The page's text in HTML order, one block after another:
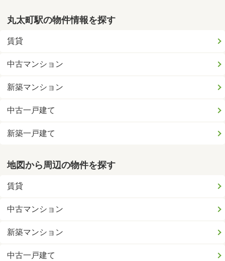
丸太町駅の物件情報を探す
賃貸
中古マンション
新築マンション
中古一戸建て
新築一戸建て
地図から周辺の物件を探す
賃貸
中古マンション
新築マンション
中古一戸建て